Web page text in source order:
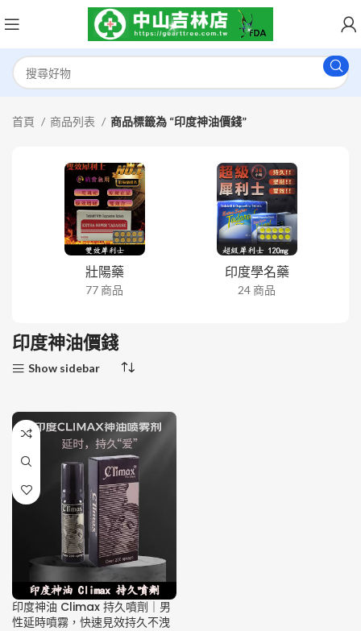
首頁 商品列表 商品標籤為 “印度神油價錢”
壯陽藥
77 商品
印度學名藥
24 商品
印度神油價錢
Show sidebar
印度神油 Climax 持久噴劑｜男
性延時噴霧，快速見效持久不洩